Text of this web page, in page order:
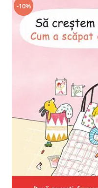
Astrologie
Chiromantie
Dezvoltare Spirituala
New Illuminati Files
Numerologie
Paranormal
Parapsihologie
Audiobook
ReConnect
-10%